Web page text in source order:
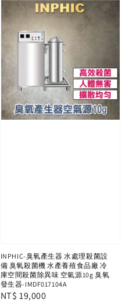
INPHIC-臭氧產生器 水處理殺菌設
備 臭氧殺菌機 水產養殖食品廠 冷
庫空間殺菌除異味 空氣源10g 臭氧
發生器-IMDF017104A
Regular
NT$ 19,000